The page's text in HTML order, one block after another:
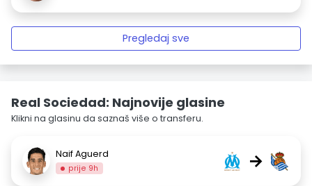
Pregledaj sve
Real Sociedad: Najnovije glasine
Klikni na glasinu da saznaš više o transferu.
Naif Aguerd
prije 9h →